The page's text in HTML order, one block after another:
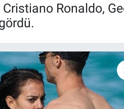
Ronaldo,